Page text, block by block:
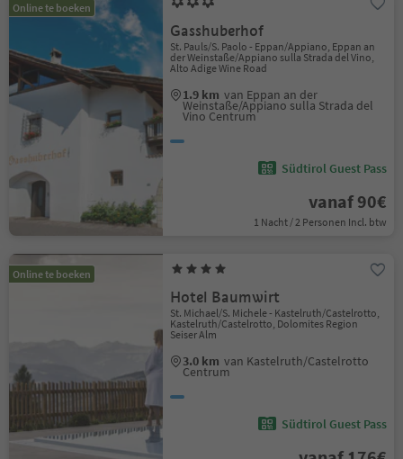
Online te boeken
Gasshuberhof
St. Pauls/S. Paolo - Eppan/Appiano, Eppan an
der Weinstaße/Appiano sulla Strada del Vino,
Alto Adige Wine Road
1.9 km van Eppan an der
Weinstaße/Appiano sulla Strada del
Vino Centrum
Südtirol Guest Pass
vanaf 90€
1 Nacht / 2 Personen Incl. btw
Online te boeken
Hotel Baumwirt
St. Michael/S. Michele - Kastelruth/Castelrotto,
Kastelruth/Castelrotto, Dolomites Region
Seiser Alm
3.0 km van Kastelruth/Castelrotto
Centrum
Südtirol Guest Pass